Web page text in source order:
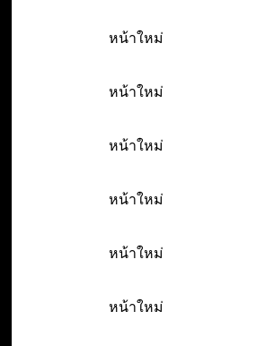
หน้าใหม่
หน้าใหม่
หน้าใหม่
หน้าใหม่
หน้าใหม่
หน้าใหม่